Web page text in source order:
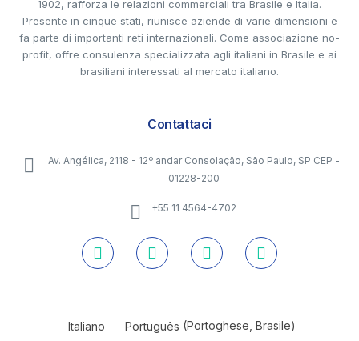
1902, rafforza le relazioni commerciali tra Brasile e Italia.
Presente in cinque stati, riunisce aziende di varie dimensioni e
fa parte di importanti reti internazionali. Come associazione no-
profit, offre consulenza specializzata agli italiani in Brasile e ai
brasiliani interessati al mercato italiano.
Contattaci
Av. Angélica, 2118 - 12º andar Consolação, São Paulo, SP CEP -
01228-200
+55 11 4564-4702
Italiano Português (Portoghese, Brasile)